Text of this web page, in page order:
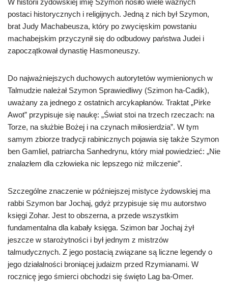
W historii żydowskiej imię Szymon nosiło wiele ważnych
postaci historycznych i religijnych. Jedną z nich był Szymon,
brat Judy Machabeusza, który po zwycięskim powstaniu
machabejskim przyczynił się do odbudowy państwa Judei i
zapoczątkował dynastię Hasmoneuszy.
Do najważniejszych duchowych autorytetów wymienionych w
Talmudzie należał Szymon Sprawiedliwy (Szimon ha-Cadik),
uważany za jednego z ostatnich arcykapłanów. Traktat „Pirke
Awot” przypisuje się naukę: „Świat stoi na trzech rzeczach: na
Torze, na służbie Bożej i na czynach miłosierdzia”. W tym
samym zbiorze tradycji rabinicznych pojawia się także Szymon
ben Gamliel, patriarcha Sanhedrynu, który miał powiedzieć: „Nie
znalazłem dla człowieka nic lepszego niż milczenie”.
Szczególne znaczenie w późniejszej mistyce żydowskiej ma
rabbi Szymon bar Jochaj, gdyż przypisuje się mu autorstwo
księgi Zohar. Jest to obszerna, a przede wszystkim
fundamentalna dla kabały księga. Szimon bar Jochaj żył
jeszcze w starożytności i był jednym z mistrzów
talmudycznych. Z jego postacią związane są liczne legendy o
jego działalności broniącej judaizm przed Rzymianami. W
rocznicę jego śmierci obchodzi się święto Lag ba-Omer.